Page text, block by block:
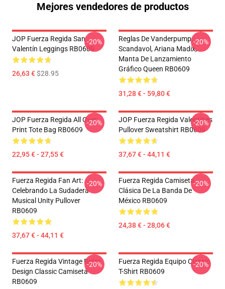
Mejores vendedores de productos
JOP Fuerza Regida San
Valentín Leggings RB0609
26,63 €$28.95
-20%
Reglas De Vanderpump,
Scandavol, Ariana Madix,
Manta De Lanzamiento
Gráfico Queen RB0609
31,28 € - 59,80 €
-20%
JOP Fuerza Regida All Over
Print Tote Bag RB0609
22,95 € - 27,55 €
-20%
JOP Fuerza Regida Valentines
Pullover Sweatshirt RB0609
37,67 € - 44,11 €
-20%
Fuerza Regida Fan Art:
Celebrando La Sudadera
Musical Unity Pullover
RB0609
37,67 € - 44,11 €
-20%
Fuerza Regida Camiseta
Clásica De La Banda De
México RB0609
24,38 € - 28,06 €
-20%
Fuerza Regida Vintage Retro
Design Classic Camiseta
RB0609
-20%
Fuerza Regida Equipo Classic
T-Shirt RB0609
-20%